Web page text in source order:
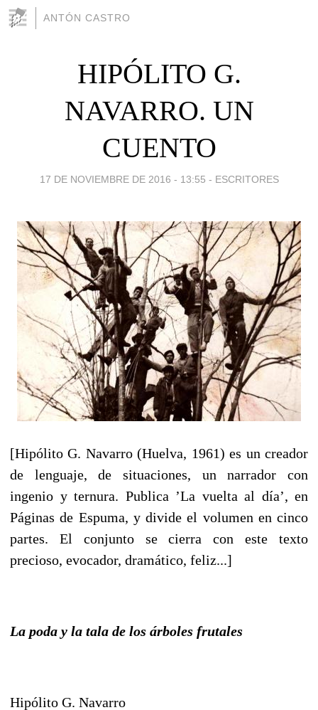
ANTÓN CASTRO
HIPÓLITO G.
NAVARRO. UN
CUENTO
17 DE NOVIEMBRE DE 2016 - 13:55 - ESCRITORES
[Hipólito G. Navarro (Huelva, 1961) es un creador
de lenguaje, de situaciones, un narrador con
ingenio y ternura. Publica ’La vuelta al día’, en
Páginas de Espuma, y divide el volumen en cinco
partes. El conjunto se cierra con este texto
precioso, evocador, dramático, feliz...]
La poda y la tala de los árboles frutales
Hipólito G. Navarro